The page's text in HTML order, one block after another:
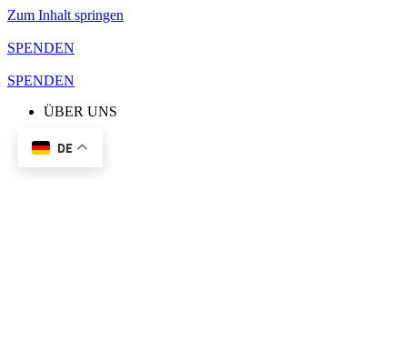
Zum Inhalt springen
SPENDEN
SPENDEN
ÜBER UNS
DE